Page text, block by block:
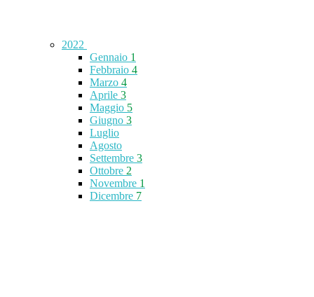
2022
Gennaio 1
Febbraio 4
Marzo 4
Aprile 3
Maggio 5
Giugno 3
Luglio
Agosto
Settembre 3
Ottobre 2
Novembre 1
Dicembre 7